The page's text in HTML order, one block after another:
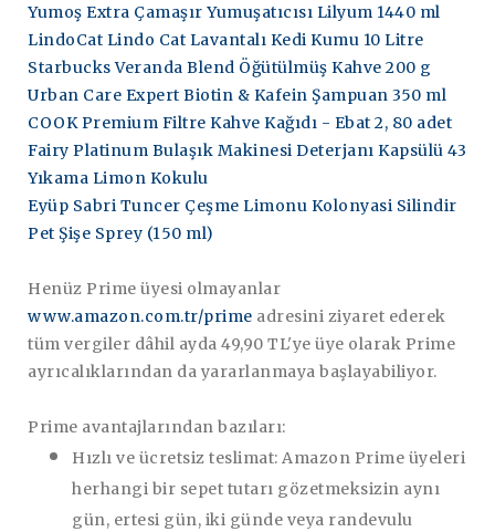
Yumoş Extra Çamaşır Yumuşatıcısı Lilyum 1440 ml
LindoCat Lindo Cat Lavantalı Kedi Kumu 10 Litre
Starbucks Veranda Blend Öğütülmüş Kahve 200 g
Urban Care Expert Biotin & Kafein Şampuan 350 ml
COOK Premium Filtre Kahve Kağıdı - Ebat 2, 80 adet
Fairy Platinum Bulaşık Makinesi Deterjanı Kapsülü 43
Yıkama Limon Kokulu
Eyüp Sabri Tuncer Çeşme Limonu Kolonyasi Silindir
Pet Şişe Sprey (150 ml)
Henüz Prime üyesi olmayanlar
www.amazon.com.tr/prime adresini ziyaret ederek
tüm vergiler dâhil ayda 49,90 TL'ye üye olarak Prime
ayrıcalıklarından da yararlanmaya başlayabiliyor.
Prime avantajlarından bazıları:
Hızlı ve ücretsiz teslimat: Amazon Prime üyeleri
herhangi bir sepet tutarı gözetmeksizin aynı
gün, ertesi gün, iki günde veya randevulu